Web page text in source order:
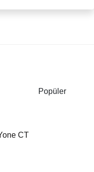
Popüler
CT